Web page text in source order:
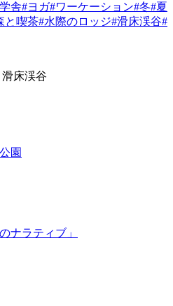
舎#ヨガ#ワーケーション#冬#夏
と喫茶#水際のロッジ#滑床渓谷#
床渓谷
園
ナラティブ」